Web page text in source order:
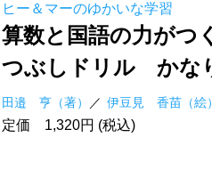
ヒー＆マーのゆかいな学習
算数と国語の力が
つぶしドリル かな
田邉 亨（著） 伊豆見 香苗（絵）
定価 1,320円 (税込)